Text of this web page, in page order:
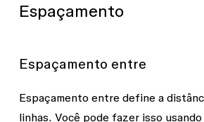
Espaçamento
Espaçamento entre
Espaçamento entredefine a
linhas. Você pode fazer isso usando